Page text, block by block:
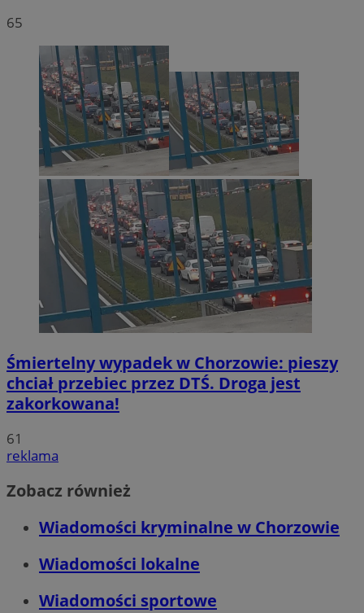
65
Śmiertelny wypadek w Chorzowie: pieszy
chciał przebiec przez DTŚ. Droga jest
zakorkowana!
61
reklama
Zobacz również
Wiadomości kryminalne w Chorzowie
Wiadomości lokalne
Wiadomości sportowe